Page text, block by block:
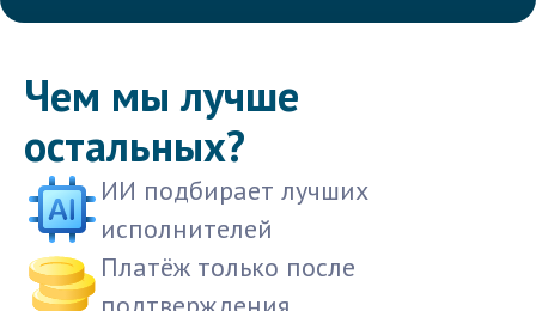
Чем мы лучше
остальных?
ИИ подбирает лучших
исполнителей
Платёж только после